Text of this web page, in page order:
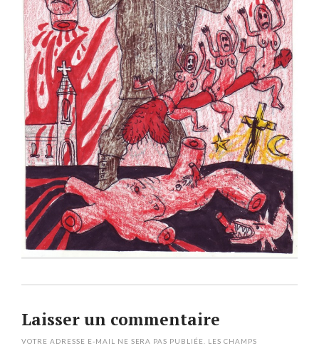
Laisser un commentaire
VOTRE ADRESSE E-MAIL NE SERA PAS PUBLIÉE.
LES CHAMPS